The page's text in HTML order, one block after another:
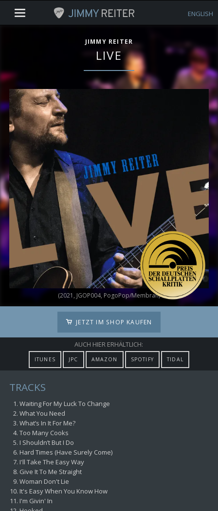
ENGLISH
JIMMY REITER
LIVE
(2021, JGOP004, PogoPop/Membran)
JETZT IM SHOP KAUFEN
AUCH HIER ERHÄLTLICH:
ITUNES JPC AMAZON SPOTIFY TIDAL
TRACKS
Waiting For My Luck To Change
What You Need
What’s In It For Me?
Too Many Cooks
I Shouldn’t But I Do
Hard Times (Have Surely Come)
I'll Take The Easy Way
Give It To Me Straight
Woman Don't Lie
It's Easy When You Know How
I'm Givin' In